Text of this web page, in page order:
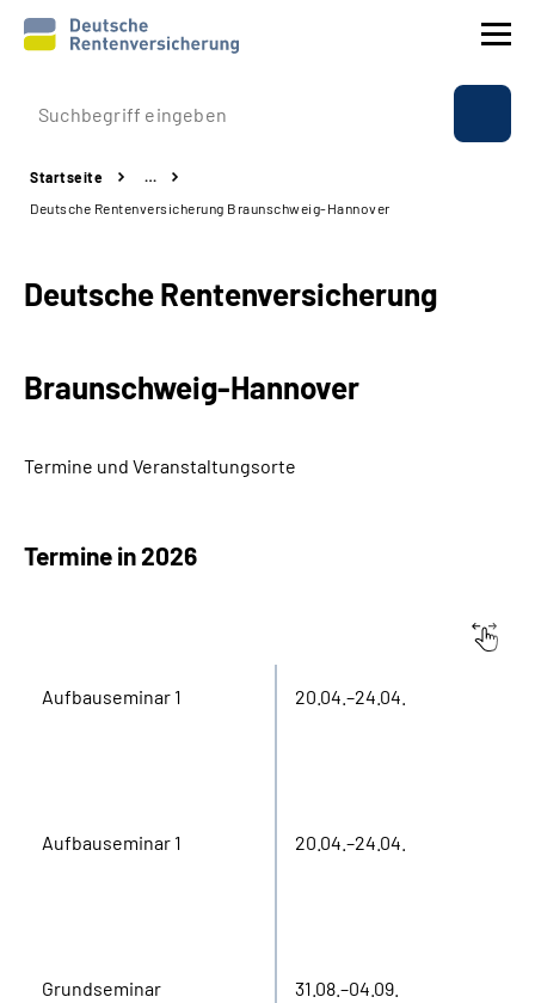
Prävention
Reha
Experten
Über uns & Presse
Startseite
…
Deutsche Rentenversicherung Braunschweig-Hannover
Deutsche Rentenversicherung
Braunschweig-Hannover
Termine und Veranstaltungsorte
Termine in 2026
Aufbauseminar 1 20.04.–24.04.
Aufbauseminar 1 20.04.–24.04.
Grundseminar
31.08.–04.09.